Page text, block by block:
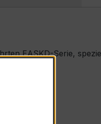
EASKD-Serie,